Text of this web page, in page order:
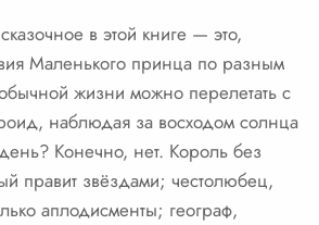
в этой книге — это,
Маленького принца по разным
жизни можно перелетать с
наблюдая за восходом солнца
Конечно, нет. Король без
правит звёздами; честолюбец,
аплодисменты; географ,